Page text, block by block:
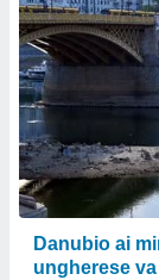
Danubio ai
ungherese